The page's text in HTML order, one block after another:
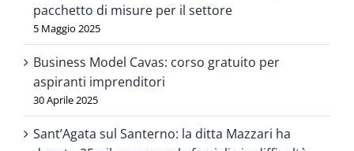
pacchetto di misure per il settore
5 Maggio 2025
Business Model Cavas: corso gratuito per
aspiranti imprenditori
30 Aprile 2025
Sant’Agata sul Santerno: la ditta Mazzari ha